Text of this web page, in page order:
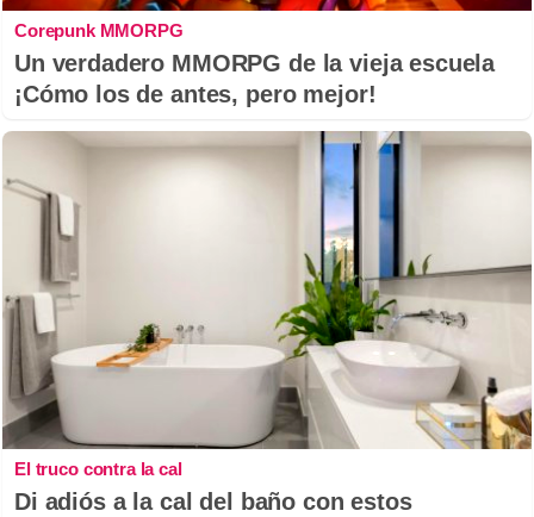
Corepunk MMORPG
Un verdadero MMORPG de la vieja escuela
¡Cómo los de antes, pero mejor!
El truco contra la cal
Di adiós a la cal del baño con estos